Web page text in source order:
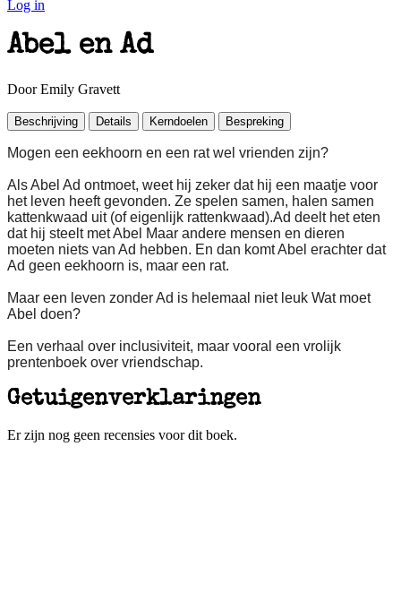
Log in
Abel en Ad
Door Emily Gravett
Beschrijving Details Kerndoelen Bespreking
Mogen een eekhoorn en een rat wel vrienden zijn?
Als Abel Ad ontmoet, weet hij zeker dat hij een maatje voor
het leven heeft gevonden. Ze spelen samen, halen samen
kattenkwaad uit (of eigenlijk rattenkwaad).Ad deelt het eten
dat hij steelt met Abel Maar andere mensen en dieren
moeten niets van Ad hebben. En dan komt Abel erachter dat
Ad geen eekhoorn is, maar een rat.
Maar een leven zonder Ad is helemaal niet leuk Wat moet
Abel doen?
Een verhaal over inclusiviteit, maar vooral een vrolijk
prentenboek over vriendschap.
Getuigenverklaringen
Er zijn nog geen recensies voor dit boek.